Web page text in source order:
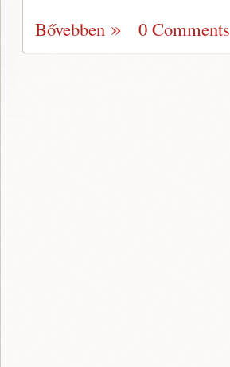
Bővebben
0 Comments